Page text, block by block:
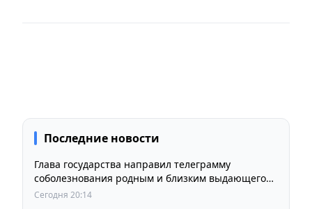
Последние новости
Глава государства направил телеграмму
соболезнования родным и близким выдающегося
кинорежиссера Ардака Амиркулова
Сегодня 20:14